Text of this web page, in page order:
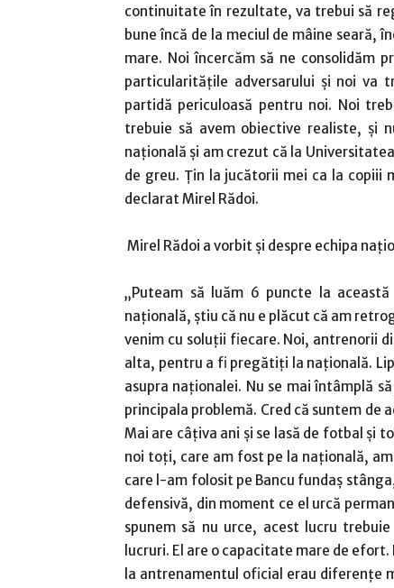
continuitate în rezultate, va trebui să
bune încă de la meciul de mâine seară,
mare. Noi încercăm să ne consolidăm
particularităţile adversarului şi noi va
partidă periculoasă pentru noi. Noi
trebuie să avem obiective realiste, şi
naţională şi am crezut că la
de greu. Ţin la jucătorii mei ca la copiii
declarat Mirel Rădoi.
Mirel Rădoi a vorbit şi despre echipa
„Puteam să luăm 6 puncte la
naţională, ştiu că nu e plăcut că am
venim cu soluţii fiecare. Noi, antrenorii
alta, pentru a fi pregătiţi la naţională.
asupra naţionalei. Nu se mai întâmplă
principala problemă. Cred că suntem de
Mai are câţiva ani şi se lasă de fotbal şi
noi toţi, care am fost pe la naţională,
care l-am folosit pe Bancu fundaş
defensivă, din moment ce el urcă
spunem să nu urce, acest lucru
lucruri. El are o capacitate mare de
la antrenamentul oficial erau diferenţe